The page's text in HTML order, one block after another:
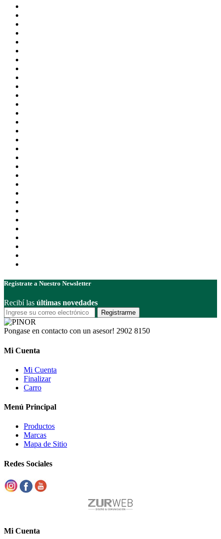
Registrate a Nuestro Newsletter
Recibí las últimas novedades
Registrarme
Pongase en contacto con un asesor! 2902 8150
Mi Cuenta
Mi Cuenta
Finalizar
Carro
Menú Principal
Productos
Marcas
Mapa de Sitio
Redes Sociales
Mi Cuenta